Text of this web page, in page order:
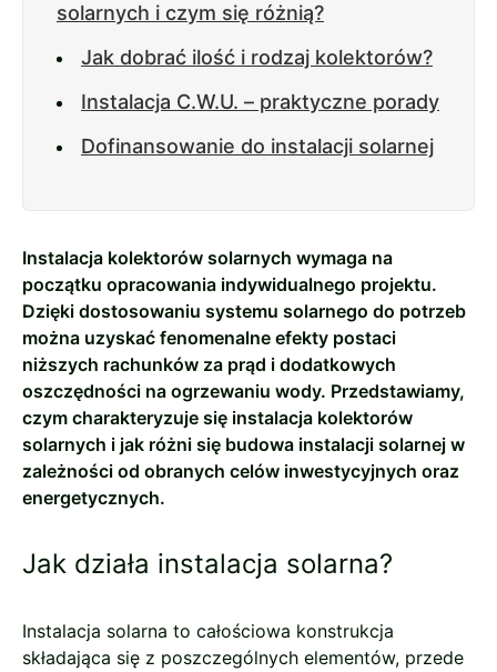
solarnych i czym się różnią?
Jak dobrać ilość i rodzaj kolektorów?
Instalacja C.W.U. – praktyczne porady
Dofinansowanie do instalacji solarnej
Instalacja kolektorów solarnych wymaga na
początku opracowania indywidualnego projektu.
Dzięki dostosowaniu systemu solarnego do potrzeb
można uzyskać fenomenalne efekty postaci
niższych rachunków za prąd i dodatkowych
oszczędności na ogrzewaniu wody. Przedstawiamy,
czym charakteryzuje się instalacja kolektorów
solarnych i jak różni się budowa instalacji solarnej w
zależności od obranych celów inwestycyjnych oraz
energetycznych.
Jak działa instalacja solarna?
Instalacja solarna to całościowa konstrukcja
składająca się z poszczególnych elementów, przede